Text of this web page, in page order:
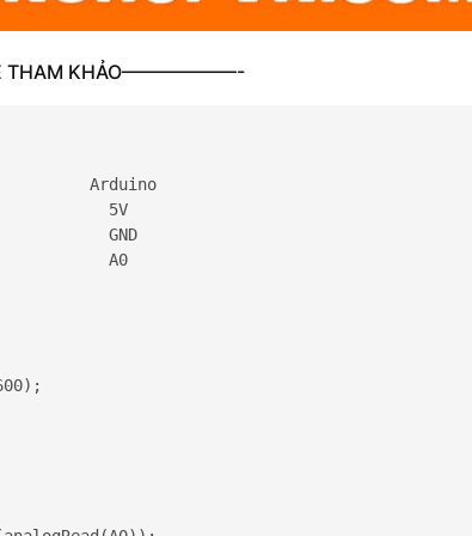
KHẢO——————-
Arduino
5V
GND
A0